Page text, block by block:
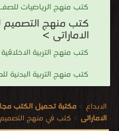
كتب منهج الرياضيات
كتب منهج
الاماراتى >
كتب منهج التربية
كتب منهج التربية
الابداع > مكتبة تحميل الكتب
الاماراتى > كتب في منهج